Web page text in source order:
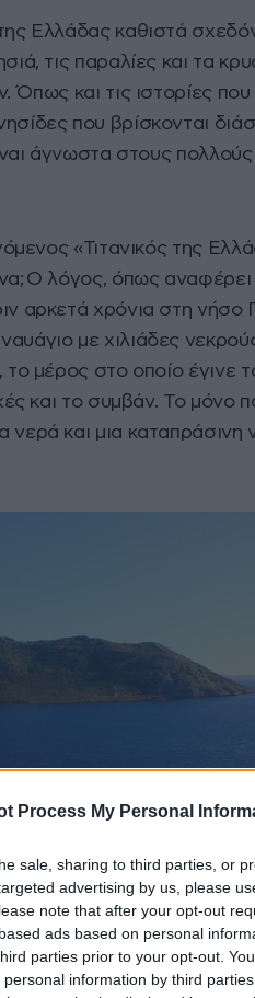
Process My Personal
sale, sharing to third parties, or
advertising by us, please
note that after your opt-out
ads based on personal
parties prior to your opt-out.
information by third
Ελλάδας καθιστά
τις παραλίες και τα
Όπως και τις ιστορίες που
που βρίσκονται
άγνωστα στους πολλούς
«Τιτανικός της
Ο λόγος, όπως αναφέρει
αρκετά χρόνια στη νήσο
με χιλιάδες νεκρούς
μέρος στο οποίο έγινε
και το συμβάν. Το μόνο
και μια καταπράσινη